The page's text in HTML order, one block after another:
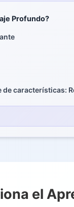
Profundo?
de características:
real: el